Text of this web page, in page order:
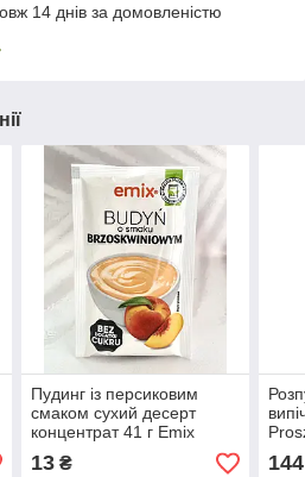
14 днів за домовленістю
Пудинг із персиковим
смаком сухий десерт
концентрат 41 г Emix
Польща
13₴ 144